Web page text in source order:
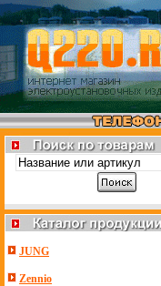
JUNG
Zennio